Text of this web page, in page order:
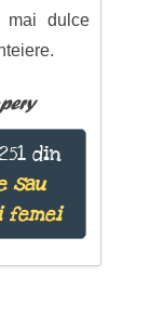
mai dulce
din
sau
femei